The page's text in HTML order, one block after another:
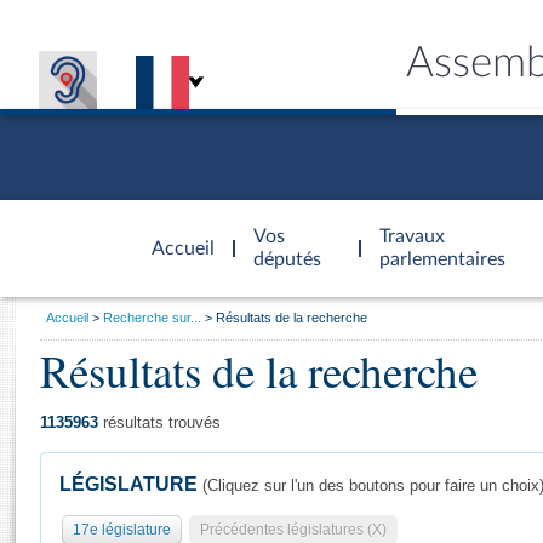
Accueil
d'accueil
Vos
députés
Travaux
parlementaires
Général
Vous
Accueil Recherche sur... Résultats de la recherche
Résultats de la recherche
1135963 résultats trouvés
LÉGISLATURE (Cliquez sur l'un des boutons pour faire un choix)
17e législature Précédentes législatures (X)